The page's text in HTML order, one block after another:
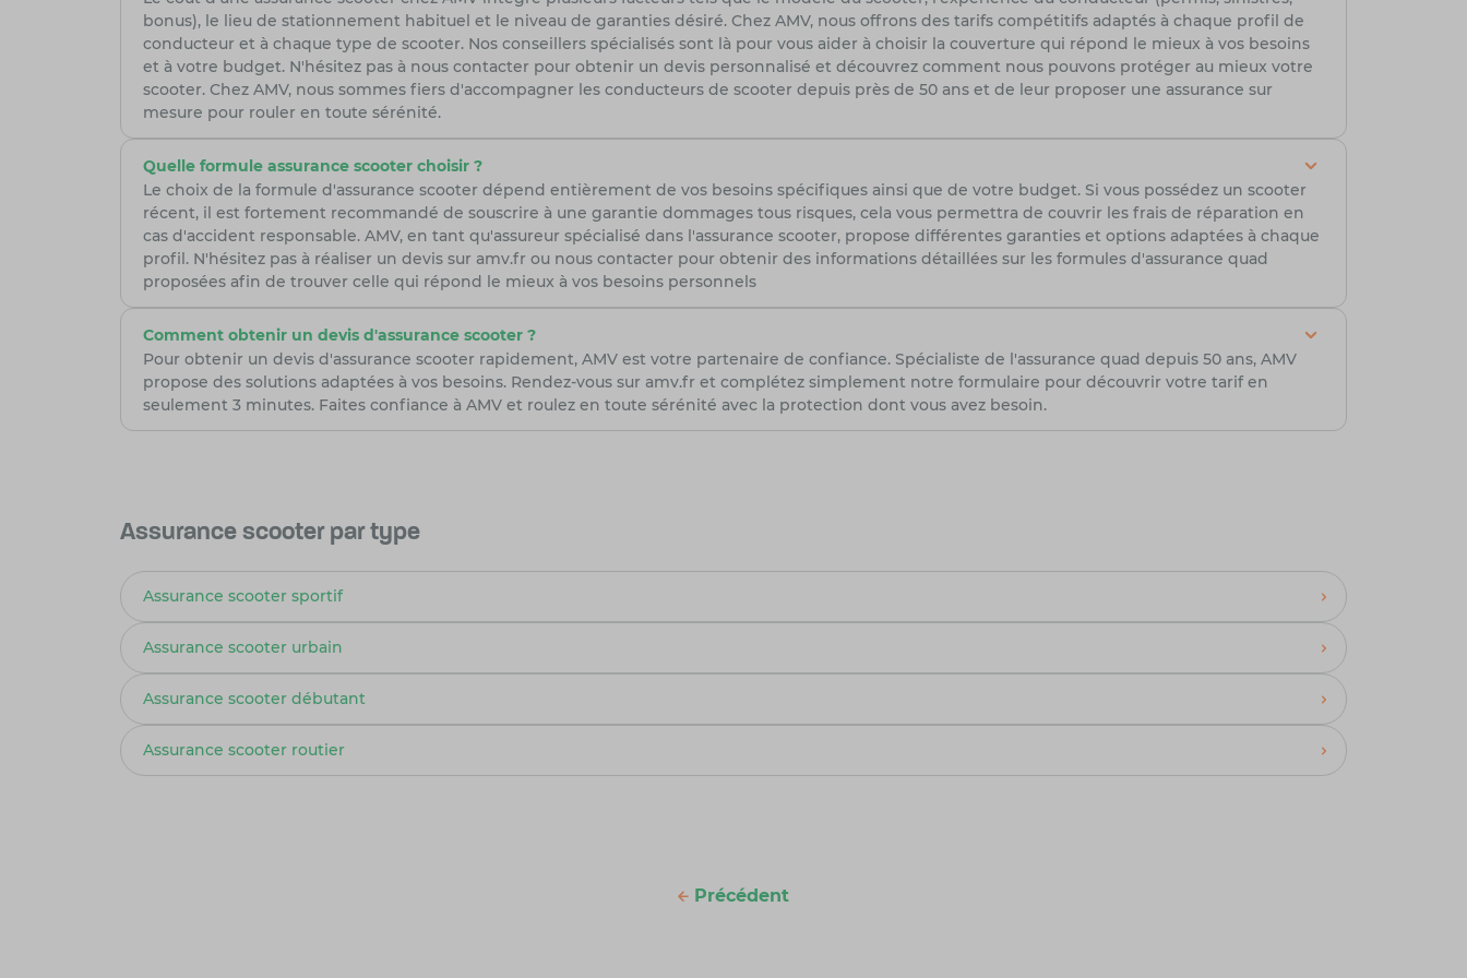
bonus), le lieu de stationnement habituel et le niveau de garanties désiré. Chez AMV, nous offrons des tarifs compétitifs adaptés à chaque profil de
conducteur et à chaque type de scooter. Nos conseillers spécialisés sont là pour vous aider à choisir la couverture qui répond le mieux à vos besoins
et à votre budget. N'hésitez pas à nous contacter pour obtenir un devis personnalisé et découvrez comment nous pouvons protéger au mieux votre
scooter. Chez AMV, nous sommes fiers d'accompagner les conducteurs de scooter depuis près de 50 ans et de leur proposer une assurance sur
mesure pour rouler en toute sérénité.
Quelle formule assurance scooter choisir ?
Le choix de la formule d'assurance scooter dépend entièrement de vos besoins spécifiques ainsi que de votre budget. Si vous possédez un scooter
récent, il est fortement recommandé de souscrire à une garantie dommages tous risques, cela vous permettra de couvrir les frais de réparation en
cas d'accident responsable. AMV, en tant qu'assureur spécialisé dans l'assurance scooter, propose différentes garanties et options adaptées à chaque
profil. N'hésitez pas à réaliser un devis sur amv.fr ou nous contacter pour obtenir des informations détaillées sur les formules d'assurance quad
proposées afin de trouver celle qui répond le mieux à vos besoins personnels
Comment obtenir un devis d'assurance scooter ?
Pour obtenir un devis d'assurance scooter rapidement, AMV est votre partenaire de confiance. Spécialiste de l'assurance quad depuis 50 ans, AMV
propose des solutions adaptées à vos besoins. Rendez-vous sur amv.fr et complétez simplement notre formulaire pour découvrir votre tarif en
seulement 3 minutes. Faites confiance à AMV et roulez en toute sérénité avec la protection dont vous avez besoin.
Assurance scooter par type
Assurance scooter sportif
Assurance scooter urbain
Assurance scooter débutant
Assurance scooter routier
Précédent